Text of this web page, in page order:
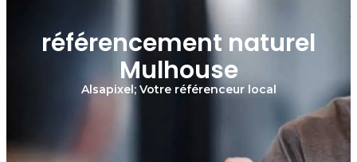
référencement naturel
Mulhouse
Alsapixel; Votre référenceur local